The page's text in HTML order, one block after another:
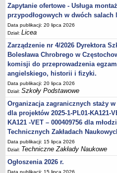
Zapytanie ofertowe - Usługa
przypodłogowych w dwóch
Data publikacji: 20 lipca 2026
Dział:Licea
Zarządzenie nr 4/2026 Dyrektora
Bolesława Chrobrego w
komisji do przeprowadzenia
angielskiego, historii i fizyki.
Data publikacji: 20 lipca 2026
Dział:Szkoły Podstawowe
Organizacja zagranicznych staży
dla projektów 2025-1-PL01-KA121-
KA121 -VET – 000409756 dla
Technicznych Zakładach
Data publikacji: 15 lipca 2026
Dział: Techniczne Zakłady Naukowe
Ogłoszenia 2026 r.
Data publikacji: 15 lipca 2026